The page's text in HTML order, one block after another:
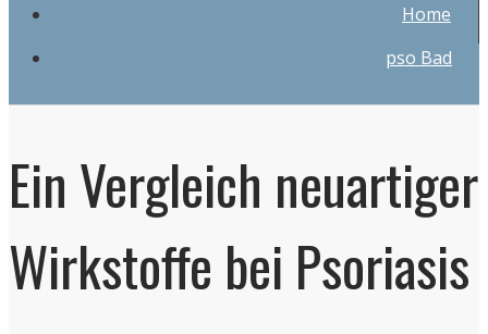
Home
pso Bad
Ein Vergleich neuartiger
Wirkstoffe bei Psoriasis